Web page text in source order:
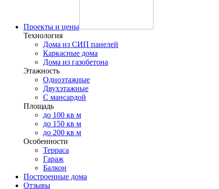
Проекты и цены
Технология
Дома из СИП панелей
Каркасные дома
Дома из газобетона
Этажность
Одноэтажные
Двухэтажные
С мансардой
Площадь
до 100 кв м
до 150 кв м
до 200 кв м
Особенности
Терраса
Гараж
Балкон
Построенные дома
Отзывы